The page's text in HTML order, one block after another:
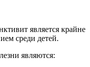
является крайне
среди детей.
являются: